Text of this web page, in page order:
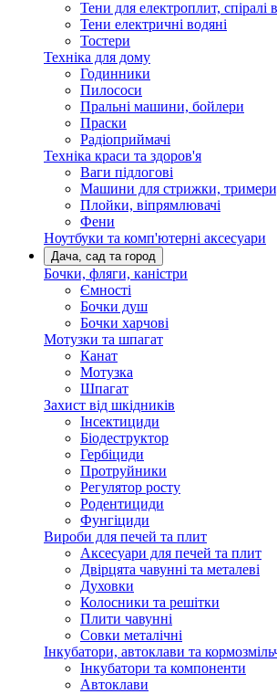
Тени для електроплит, спіралі
Тени електричні водяні
Тостери
Техніка для дому
Годинники
Пилососи
Пральні машини, бойлери
Праски
Радіоприймачі
Техніка краси та здоров'я
Ваги підлогові
Машини для стрижки,
Плойки, віпрямлювачі
Фени
Ноутбуки та комп'ютерні аксесуари
Дача, сад та город
Бочки, фляги, каністри
Ємності
Бочки душ
Бочки харчові
Мотузки та шпагат
Канат
Мотузка
Шпагат
Захист від шкідників
Інсектициди
Біодеструктор
Гербіциди
Протруйники
Регулятор росту
Родентициди
Фунгіциди
Вироби для печей та плит
Аксесуари для печей та плит
Двірцята чавунні та металеві
Духовки
Колосники та решітки
Плити чавунні
Совки металічні
Інкубатори, автоклави та
Інкубатори та компоненти
Автоклави